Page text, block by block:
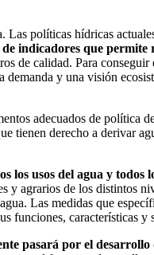
Las políticas hídricas
indicadores que permite
de calidad. Para
y una visión
adecuados de política
tienen derecho a derivar
los usos del agua y
agrarios de los distintos
Las medidas que
funciones, características
pasará por el